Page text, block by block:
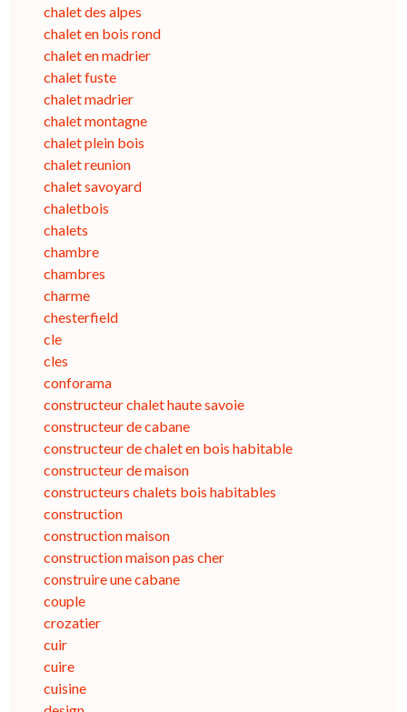
chalet des alpes
chalet en bois rond
chalet en madrier
chalet fuste
chalet madrier
chalet montagne
chalet plein bois
chalet reunion
chalet savoyard
chaletbois
chalets
chambre
chambres
charme
chesterfield
cle
cles
conforama
constructeur chalet haute savoie
constructeur de cabane
constructeur de chalet en bois habitable
constructeur de maison
constructeurs chalets bois habitables
construction
construction maison
construction maison pas cher
construire une cabane
couple
crozatier
cuir
cuire
cuisine